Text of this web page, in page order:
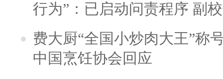
行为”：已启动问责程序 副
费大厨“全国小炒肉大王”称
中国烹饪协会回应